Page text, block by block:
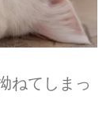
ねてしまっ